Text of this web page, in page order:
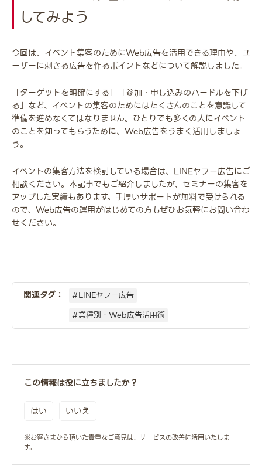
してみよう
今回は、イベント集客のためにWeb広告を活用できる理由や、ユ
ーザーに刺さる広告を作るポイントなどについて解説しました。
「ターゲットを明確にする」「参加・申し込みのハードルを下げ
る」など、イベントの集客のためにはたくさんのことを意識して
準備を進めなくてはなりません。ひとりでも多くの人にイベント
のことを知ってもらうために、Web広告をうまく活用しましょ
う。
イベントの集客方法を検討している場合は、LINEヤフー広告にご
相談ください。本記事でもご紹介しましたが、セミナーの集客を
アップした実績もあります。手厚いサポートが無料で受けられる
ので、Web広告の運用がはじめての方もぜひお気軽にお問い合わ
せください。
関連タグ：
#LINEヤフー広告
#業種別・Web広告活用術
この情報は役に立ちましたか？
はい いいえ
※お客さまから頂いた貴重なご意見は、サービスの改善に活用いたしま
す。